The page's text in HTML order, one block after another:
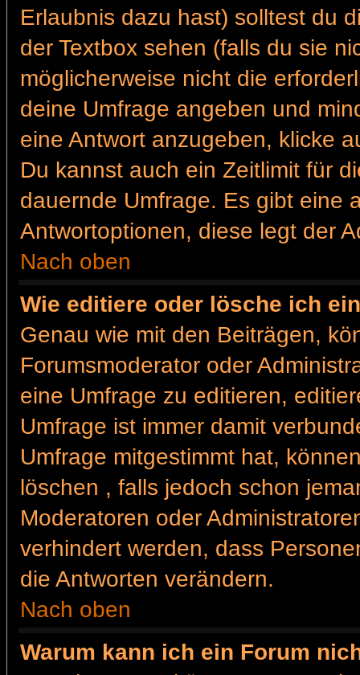
Erlaubnis dazu hast) solltest du
der Textbox sehen (falls du sie
möglicherweise nicht die
deine Umfrage angeben und
eine Antwort anzugeben, klicke
Du kannst auch ein Zeitlimit für
dauernde Umfrage. Es gibt eine
Antwortoptionen, diese legt der
Nach oben
Wie editiere oder lösche ich
Genau wie mit den Beiträgen,
Forumsmoderator oder
eine Umfrage zu editieren,
Umfrage ist immer damit
Umfrage mitgestimmt hat,
löschen , falls jedoch schon
Moderatoren oder
verhindert werden, dass
die Antworten verändern.
Nach oben
Warum kann ich ein Forum